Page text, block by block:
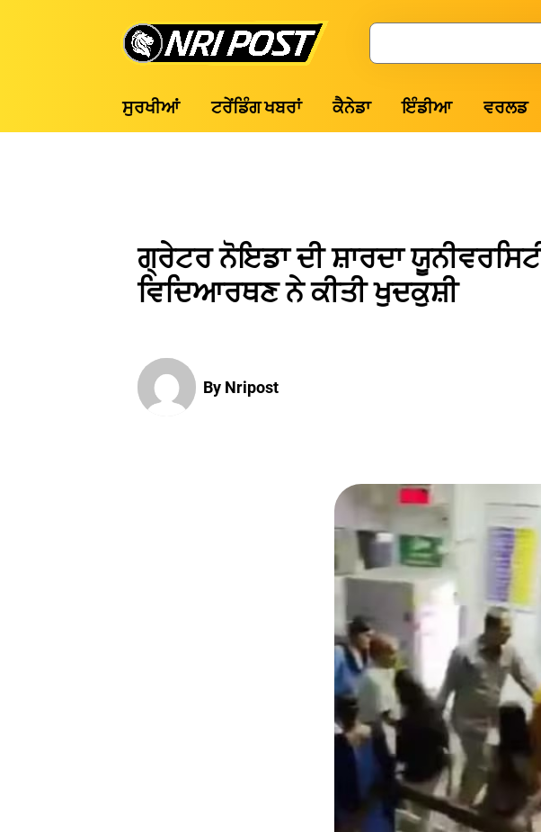
Post
Search
ਸੁਰਖੀਆਂ ਟਰੇਂਡਿੰਗ ਖਬਰਾਂ ਕੈਨੇਡਾ ਇੰਡੀਆ ਵਰਲਡ
ਗ੍ਰੇਟਰ ਨੋਇਡਾ ਦੀ ਸ਼ਾਰਦਾ
ਵਿਦਿਆਰਥਣ ਨੇ ਕੀਤੀ ਖੁਦਕੁਸ਼ੀ
By Nripost